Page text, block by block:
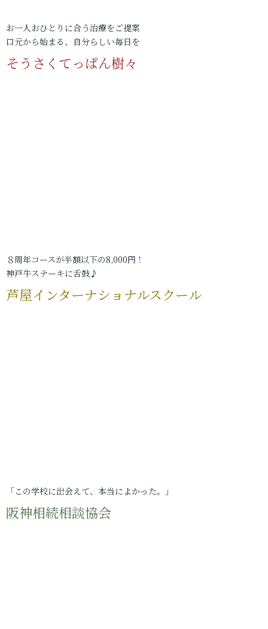
お一人おひとりに合う治療をご提案
口元から始まる、自分らしい毎日を
そうさくてっぱん樹々
８周年コースが半額以下の8,000円！
神戸牛ステーキに舌鼓♪
芦屋インターナショナルスクール
「この学校に出会えて、本当によかった。」
阪神相続相談協会